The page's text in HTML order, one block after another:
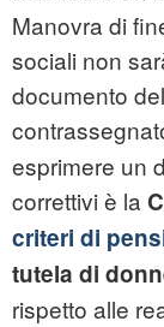
Manovra di
sociali non
documento
esprimere un
correttivi è la
criteri di
tutela di
rispetto alle